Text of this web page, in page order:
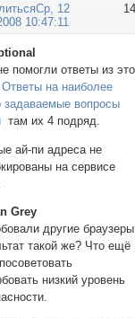
14
Ср, 12
10:47:11
помогли ответы из
Ответы на наиболее
задаваемые вопросы
там их 4 подряд.
ай-пи адреса не
на сервисе
Grey
другие
такой же? Что ещё
низкий уровень